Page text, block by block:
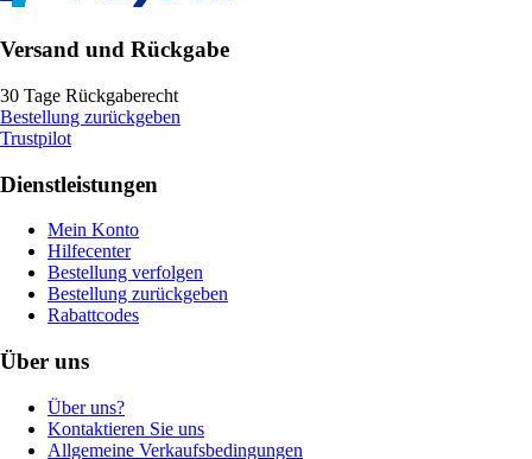
Versand und Rückgabe
30 Tage Rückgaberecht
Bestellung zurückgeben
Trustpilot
Dienstleistungen
Mein Konto
Hilfecenter
Bestellung verfolgen
Bestellung zurückgeben
Rabattcodes
Über uns
Über uns?
Kontaktieren Sie uns
Allgemeine Verkaufsbedingungen